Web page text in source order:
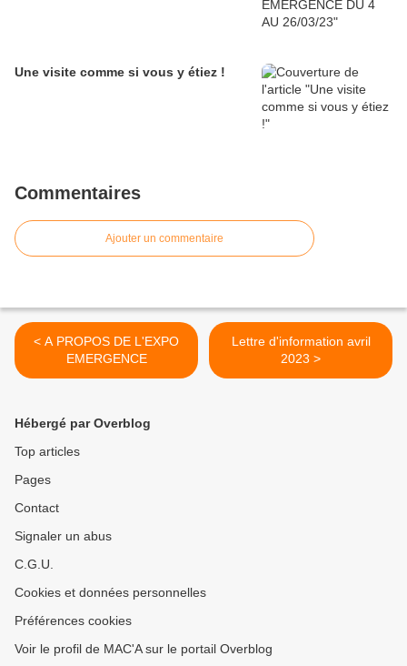
Une visite comme si vous y étiez !
Commentaires
Ajouter un commentaire
< A PROPOS DE L'EXPO
EMERGENCE
Lettre d'information avril
2023 >
Hébergé par Overblog
Top articles
Pages
Contact
Signaler un abus
C.G.U.
Cookies et données personnelles
Préférences cookies
Voir le profil de MAC'A sur le portail Overblog